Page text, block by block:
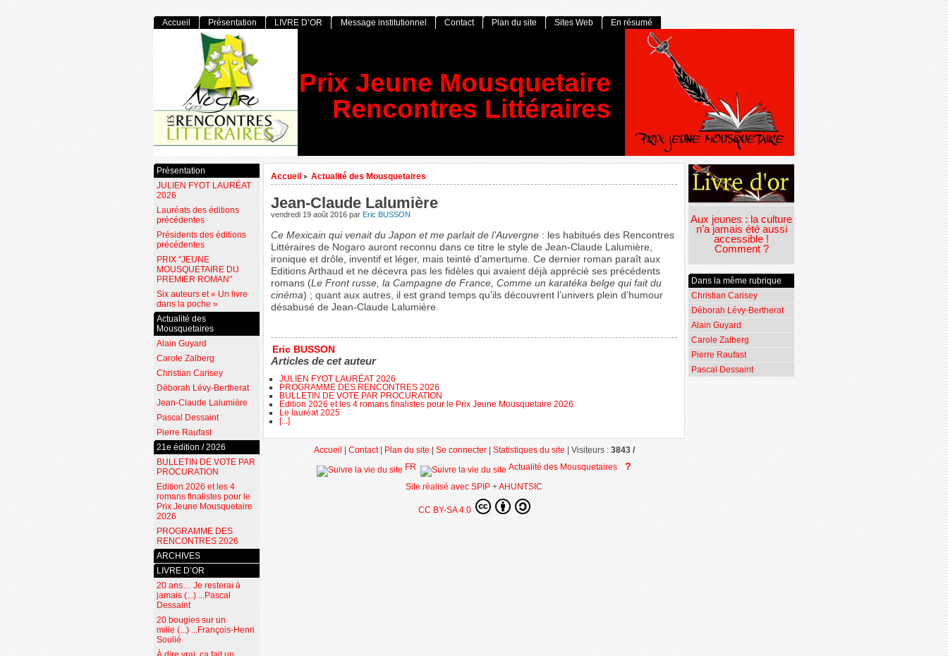
Prix Jeune Mousquetaire
Rencontres Littéraires
Accueil > Actualité des Mousquetaires
Jean-Claude Lalumière
vendredi 19 août 2016 par Eric BUSSON
Ce Mexicain qui venait du Japon et me parlait de l’Auvergne: les habitués des Rencontres
Littéraires de Nogaro auront reconnu dans ce titre le style de Jean-Claude Lalumière,
ironique et drôle, inventif et léger, mais teinté d’amertume. Ce dernier roman paraît aux
Editions Arthaud et ne décevra pas les fidèles qui avaient déjà apprécié ses précédents
romans (Le Front russe, la Campagne de France, Comme un karatéka belge qui fait du
cinéma) ; quant aux autres, il est grand temps qu’ils découvrent l’univers plein d’humour
désabusé de Jean-Claude Lalumière.
Eric BUSSON
Articles de cet auteur
JULIEN FYOT LAURÉAT 2026
PROGRAMME DES RENCONTRES 2026
BULLETIN DE VOTE PAR PROCURATION
Edition 2026 et les 4 romans finalistes pour le Prix Jeune Mousquetaire 2026
Le lauréat 2025
[...]
Aux jeunes : la culture
n’a jamais été aussi
accessible !
Comment ?
Dans la même rubrique
Christian Carisey
Déborah Lévy-Bertherat
Alain Guyard
Carole Zalberg
Pierre Raufast
Pascal Dessaint
Accueil Présentation LIVRE D’OR Message institutionnel Contact Plan du site Sites Web En résumé
Présentation
JULIEN FYOT LAURÉAT
2026
Lauréats des éditions
précédentes
Présidents des éditions
précédentes
PRIX "JEUNE
MOUSQUETAIRE DU
PREMIER ROMAN"
Six auteurs et « Un livre
dans la poche »
Actualité des
Mousquetaires
Alain Guyard
Carole Zalberg
Christian Carisey
Déborah Lévy-Bertherat
Jean-Claude Lalumière
Pascal Dessaint
Pierre Raufast
21e édition / 2026
BULLETIN DE VOTE PAR
PROCURATION
Edition 2026 et les 4
romans finalistes pour le
Prix Jeune Mousquetaire
2026
PROGRAMME DES
RENCONTRES 2026
ARCHIVES
LIVRE D’OR
20 ans… Je resterai à
jamais (...) ...Pascal
Dessaint
20 bougies sur un
mille (...) ...François-Henri
Soulié
Accueil|Contact|Plan du site|Se connecter|Statistiques du site|Visiteurs :3843 /
FR
Actualité des Mousquetaires ?
Site réalisé avec SPIP+AHUNTSIC
CC BY-SA 4.0